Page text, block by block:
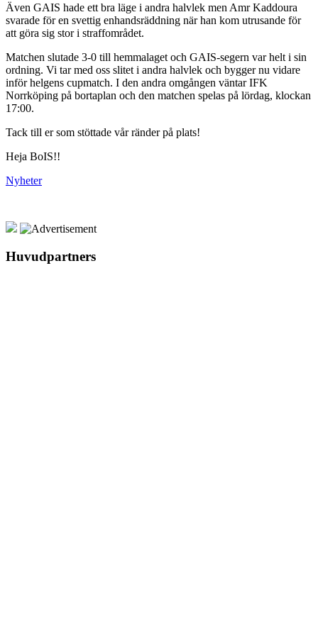
Även GAIS hade ett bra läge i andra halvlek men Amr Kaddoura
svarade för en svettig enhandsräddning när han kom utrusande för
att göra sig stor i straffområdet.
Matchen slutade 3-0 till hemmalaget och GAIS-segern var helt i sin
ordning. Vi tar med oss slitet i andra halvlek och bygger nu vidare
inför helgens cupmatch. I den andra omgången väntar IFK
Norrköping på bortaplan och den matchen spelas på lördag, klockan
17:00.
Tack till er som stöttade vår ränder på plats!
Heja BoIS!!
Nyheter
Huvudpartners